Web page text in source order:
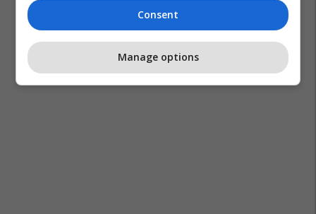
West Ham Mikel Arteta Arsenal
Consent
Manage options